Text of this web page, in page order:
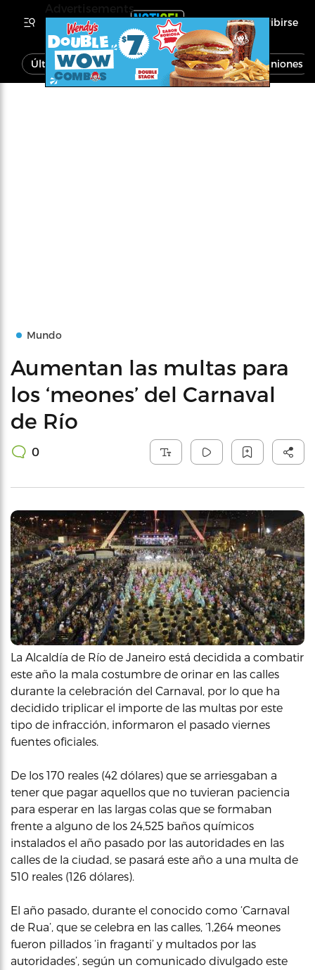
Inscribirse
Última Hora Noticias Economía Opiniones
Mundo
Aumentan las multas para
los ‘meones’ del Carnaval
de Río
0
La Alcaldía de Río de Janeiro está decidida a combatir
este año la mala costumbre de orinar en las calles
durante la celebración del Carnaval, por lo que ha
decidido triplicar el importe de las multas por este
tipo de infracción, informaron el pasado viernes
fuentes oficiales.
De los 170 reales (42 dólares) que se arriesgaban a
tener que pagar aquellos que no tuvieran paciencia
para esperar en las largas colas que se formaban
frente a alguno de los 24,525 baños químicos
instalados el año pasado por las autoridades en las
calles de la ciudad, se pasará este año a una multa de
510 reales (126 dólares).
El año pasado, durante el conocido como ‘Carnaval
de Rua’, que se celebra en las calles, ‘1,264 meones
fueron pillados ‘in fraganti’ y multados por las
autoridades’, según un comunicado divulgado este
Advertisements